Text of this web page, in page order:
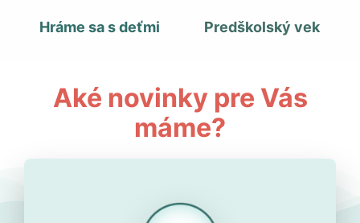
Hráme sa s deťmi Predškolský vek
Aké novinky pre Vás
máme?